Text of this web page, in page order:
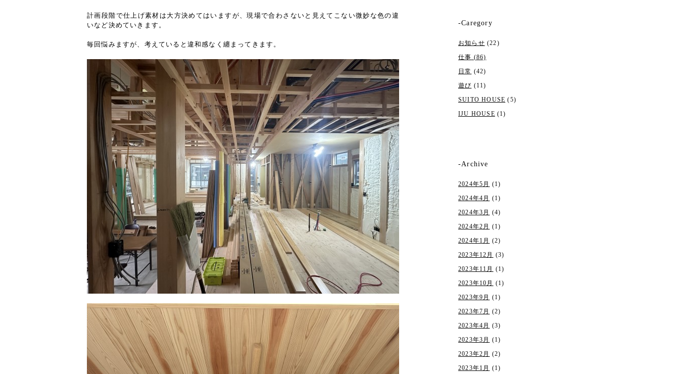
計画段階で仕上げ素材は大方決めてはいますが、現場で合わさないと見えてこない微妙な色の違
いなど決めていきます。
毎回悩みますが、考えていると違和感なく纏まってきます。
-Caregory
お知らせ (22)
仕事 (86)
日常 (42)
遊び (11)
SUITO HOUSE (5)
IJU HOUSE (1)
-Archive
2024年5月
(1)
2024年4月
(1)
2024年3月
(4)
2024年2月
(1)
2024年1月
(2)
2023年12月
(3)
2023年11月
(1)
2023年10月
(1)
2023年9月
(1)
2023年7月
(2)
2023年4月
(3)
2023年3月
(1)
2023年2月
(2)
2023年1月
(1)